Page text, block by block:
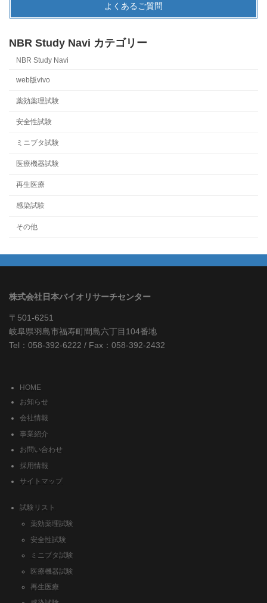
よくあるご質問
NBR Study Navi カテゴリー
NBR Study Navi
web版vivo
薬効薬理試験
安全性試験
ミニブタ試験
医療機器試験
再生医療
感染試験
その他
株式会社日本バイオリサーチセンター
〒501-6251
岐阜県羽島市福寿町間島六丁目104番地
Tel：058-392-6222 / Fax：058-392-2432
HOME
お知らせ
会社情報
事業紹介
お問い合わせ
採用情報
サイトマップ
試験リスト
薬効薬理試験
安全性試験
ミニブタ試験
医療機器試験
再生医療